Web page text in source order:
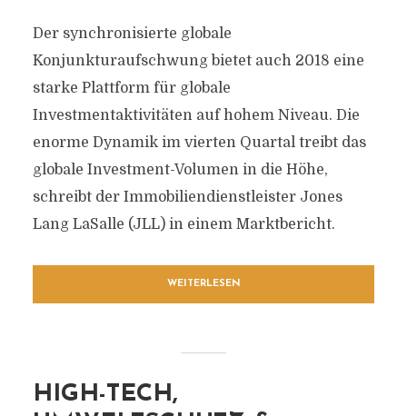
Der synchronisierte globale
Konjunkturaufschwung bietet auch 2018 eine
starke Plattform für globale
Investmentaktivitäten auf hohem Niveau. Die
enorme Dynamik im vierten Quartal treibt das
globale Investment-Volumen in die Höhe,
schreibt der Immobiliendienstleister Jones
Lang LaSalle (JLL) in einem Marktbericht.
WEITERLESEN
HIGH-TECH,